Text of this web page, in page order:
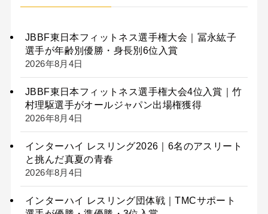
JBBF東日本フィットネス選手権大会｜冨永紘子
選手が年齢別優勝・身長別6位入賞
2026年8月4日
JBBF東日本フィットネス選手権大会4位入賞｜竹
村理駆選手がオールジャパン出場権獲得
2026年8月4日
インターハイ レスリング2026｜6名のアスリート
と挑んだ真夏の青春
2026年8月4日
インターハイ レスリング団体戦｜TMCサポート